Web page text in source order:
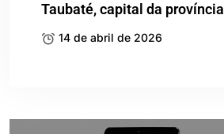
Taubaté, capital da província
14 de abril de 2026